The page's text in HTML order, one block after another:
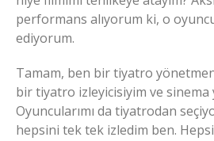
performans alıyorum ki, o
ediyorum.
Tamam, ben bir tiyatro
bir tiyatro izleyicisiyim ve sinema
Oyuncularımı da tiyatrodan
hepsini tek tek izledim ben.